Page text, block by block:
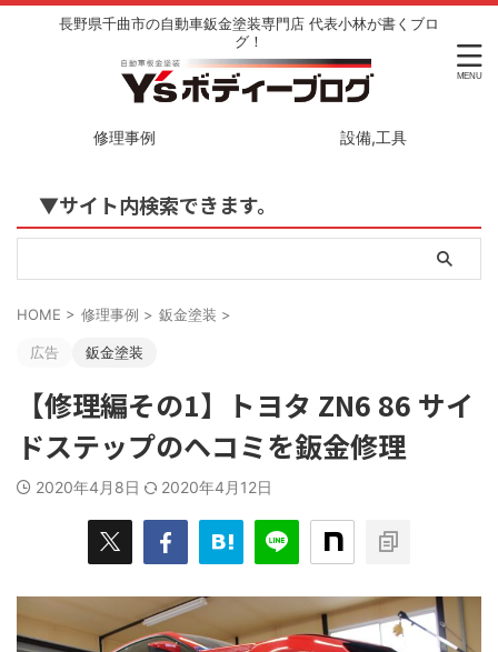
長野県千曲市の自動車鈑金塗装専門店 代表小林が書くブロ
グ！
修理事例 設備,工具
▼サイト内検索できます。
HOME > 修理事例 > 鈑金塗装 >
広告 鈑金塗装
【修理編その1】トヨタ ZN6 86 サイ
ドステップのヘコミを鈑金修理
2020年4月8日 2020年4月12日